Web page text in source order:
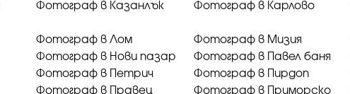
Фотограф в Казанлък Фотограф в Карлово
Фотограф в Лом Фотограф в Мизия
Фотограф в Нови пазар Фотограф в Павел баня
Фотограф в Петрич
Фотограф в Пирдоп
Фотограф в Правец Фотограф в Приморско